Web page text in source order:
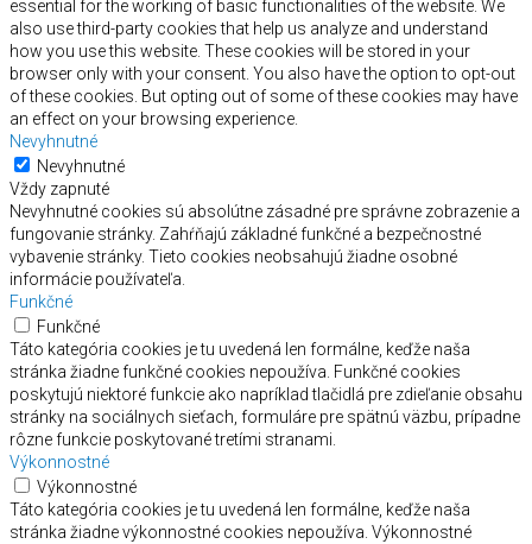
essential for the working of basic functionalities of the website. We
also use third-party cookies that help us analyze and understand
how you use this website. These cookies will be stored in your
browser only with your consent. You also have the option to opt-out
of these cookies. But opting out of some of these cookies may have
an effect on your browsing experience.
Nevyhnutné
Nevyhnutné
Vždy zapnuté
Nevyhnutné cookies sú absolútne zásadné pre správne zobrazenie a
fungovanie stránky. Zahŕňajú základné funkčné a bezpečnostné
vybavenie stránky. Tieto cookies neobsahujú žiadne osobné
informácie používateľa.
Funkčné
Funkčné
Táto kategória cookies je tu uvedená len formálne, keďže naša
stránka žiadne funkčné cookies nepoužíva. Funkčné cookies
poskytujú niektoré funkcie ako napríklad tlačidlá pre zdieľanie obsahu
stránky na sociálnych sieťach, formuláre pre spätnú väzbu, prípadne
rôzne funkcie poskytované tretími stranami.
Výkonnostné
Výkonnostné
Táto kategória cookies je tu uvedená len formálne, keďže naša
stránka žiadne výkonnostné cookies nepoužíva. Výkonnostné